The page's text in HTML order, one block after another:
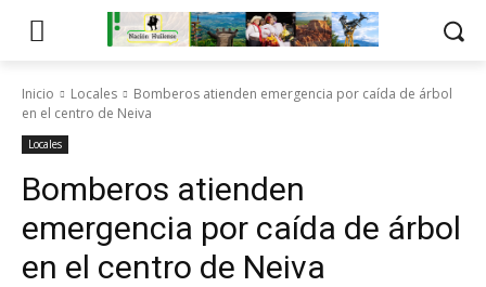
Inicio Locales
Bomberos atienden emergencia por caída de árbol
en el centro de Neiva
Locales
Bomberos atienden
emergencia por caída de árbol
en el centro de Neiva